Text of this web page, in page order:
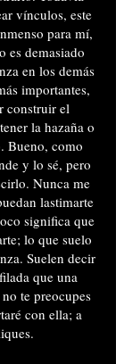
vínculos, este
para mí,
es demasiado
en los demás
importantes,
construir el
la hazaña o
Bueno, como
y lo sé, pero
Nunca me
lastimarte
significa que
lo que suelo
Suelen decir
que una
te preocupes
con ella; a